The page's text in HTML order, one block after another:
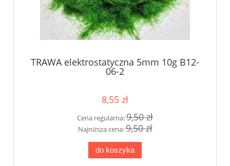
TRAWA elektrostatyczna 5mm 10g B12-
06-2
8,55 zł
Cena regularna:9,50 zł
Najniższa cena:9,50 zł
do koszyka